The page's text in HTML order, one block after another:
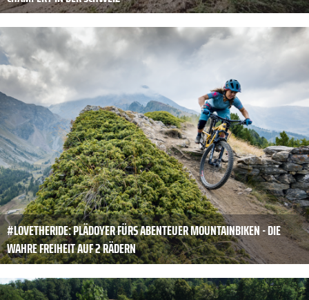
#LOVETHERIDE: PLÄDOYER FÜRS ABENTEUER MOUNTAINBIKEN - DIE
WAHRE FREIHEIT AUF 2 RÄDERN